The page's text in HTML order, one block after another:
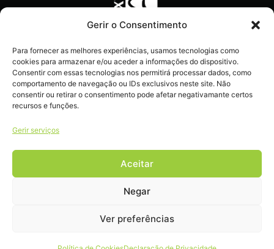
Gerir o Consentimento
Para fornecer as melhores experiências, usamos tecnologias como
cookies para armazenar e/ou aceder a informações do dispositivo.
Consentir com essas tecnologias nos permitirá processar dados, como
comportamento de navegação ou IDs exclusivos neste site. Não
consentir ou retirar o consentimento pode afetar negativamante certos
recursos e funções.
Gerir serviços
Aceitar
Negar
Ver preferências
novidades e dicas
imperdíveis diretamente no
teu e-mail.
Livro de reclamações